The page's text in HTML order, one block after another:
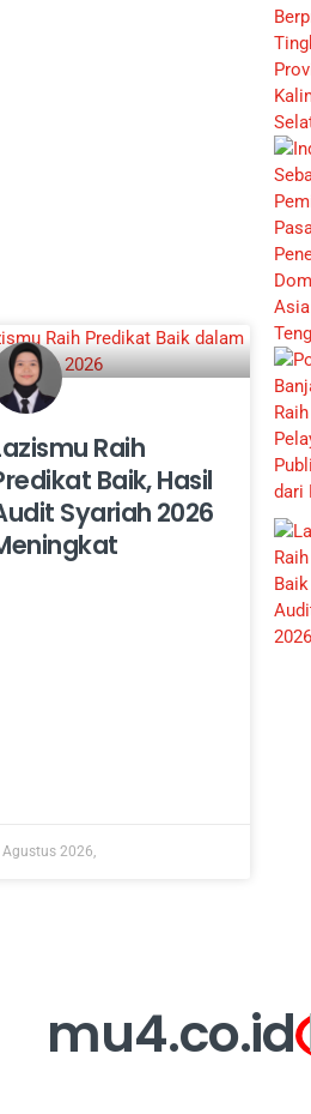
Raih
Baik, Hasil
Syariah 2026
Agustus 2026,
mu4.co.id